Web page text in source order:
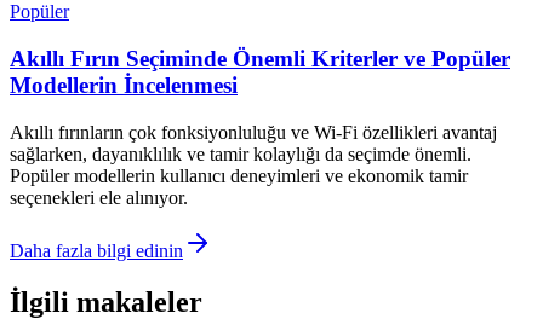
Popüler
Akıllı Fırın Seçiminde Önemli Kriterler ve Popüler
Modellerin İncelenmesi
Akıllı fırınların çok fonksiyonluluğu ve Wi-Fi özellikleri avantaj
sağlarken, dayanıklılık ve tamir kolaylığı da seçimde önemli.
Popüler modellerin kullanıcı deneyimleri ve ekonomik tamir
seçenekleri ele alınıyor.
Daha fazla bilgi edinin
İlgili makaleler